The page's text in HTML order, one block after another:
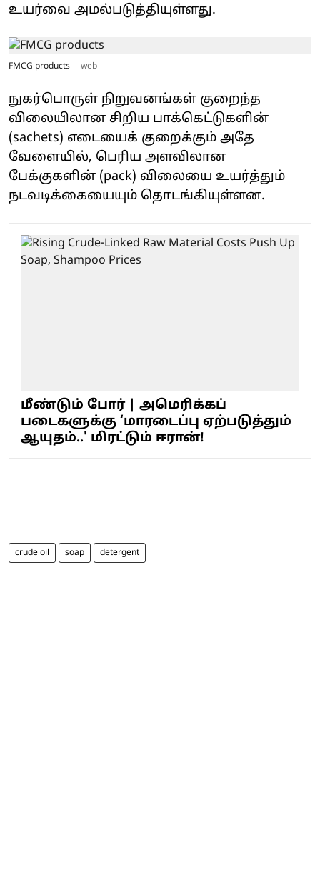
உயர்வை அமல்படுத்தியுள்ளது.
FMCG products web
நுகர்பொருள் நிறுவனங்கள் குறைந்த
விலையிலான சிறிய பாக்கெட்டுகளின்
(sachets) எடையைக் குறைக்கும் அதே
வேளையில், பெரிய அளவிலான
பேக்குகளின் (pack) விலையை உயர்த்தும்
நடவடிக்கையையும் தொடங்கியுள்ளன.
மீண்டும் போர் | அமெரிக்கப்
படைகளுக்கு ‘மாரடைப்பு ஏற்படுத்தும்
ஆயுதம்..' மிரட்டும் ஈரான்!
crude oil soap detergent